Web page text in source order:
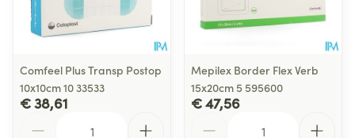
Comfeel Plus Transp Postop
10x10cm 10 33533
€ 38,61
Mepilex Border Flex Verb
15x20cm 5 595600
€ 47,56